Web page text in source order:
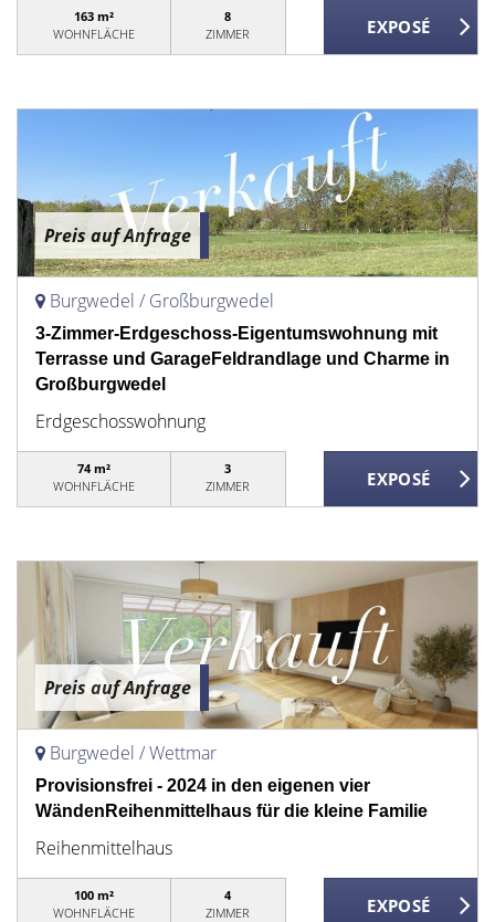
163 m²
WOHNFLÄCHE
8
ZIMMER
Preis auf Anfrage
Burgwedel / Großburgwedel
3-Zimmer-Erdgeschoss-Eigentumswohnung mit
Terrasse und GarageFeldrandlage und Charme in
Großburgwedel
Erdgeschosswohnung
74 m²
WOHNFLÄCHE
3
ZIMMER
Preis auf Anfrage
Burgwedel / Wettmar
Provisionsfrei - 2024 in den eigenen vier
WändenReihenmittelhaus für die kleine Familie
Reihenmittelhaus
100 m²
WOHNFLÄCHE
4
ZIMMER